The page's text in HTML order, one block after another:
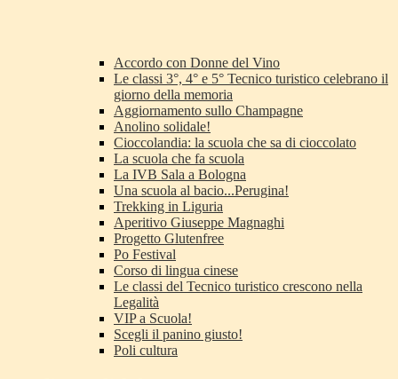
Accordo con Donne del Vino
Le classi 3°, 4° e 5° Tecnico turistico celebrano il
giorno della memoria
Aggiornamento sullo Champagne
Anolino solidale!
Cioccolandia: la scuola che sa di cioccolato
La scuola che fa scuola
La IVB Sala a Bologna
Una scuola al bacio...Perugina!
Trekking in Liguria
Aperitivo Giuseppe Magnaghi
Progetto Glutenfree
Po Festival
Corso di lingua cinese
Le classi del Tecnico turistico crescono nella
Legalità
VIP a Scuola!
Scegli il panino giusto!
Poli cultura